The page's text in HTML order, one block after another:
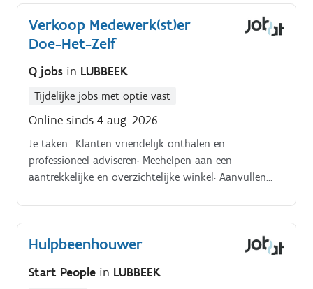
Je kiest daarbij zelf hoe je dat doet (met de fiets, te
voet, bromfiets, … ) De folderpakketten moeten
tussen zondagochtend en dinsdagavond in de
tijdspanne zelf wanneer je de pakketten rondbrengt
Op die manier kan je het inplannen volgens jouw
bijberoep/hoofdberoep: Wat je hiervoor moet doen
wordt tijdens een gesprek in het dichtstbijzijnde
kantoor of via een videocall gegeven.
Verkoop Medewerk(st)er
Doe-Het-Zelf
Q jobs in LUBBEEK
Tijdelijke jobs met optie vast
Online sinds 4 aug. 2026
Je taken:· Klanten vriendelijk onthalen en
professioneel adviseren· Meehelpen aan een
aantrekkelijke en overzichtelijke winkel· Aanvullen
nodig· Actief meedenken om de winkelprestaties te
verbeteren
Hulpbeenhouwer
Start People in LUBBEEK